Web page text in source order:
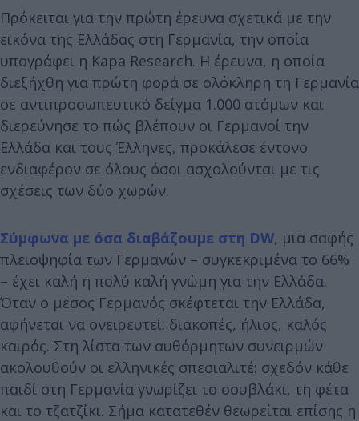
Πρόκειται για την πρώτη έρευνα σχετικά με την
εικόνα της Ελλάδας στη Γερμανία, την οποία
υπογράφει η Kapa Research. Η έρευνα, η οποία
διεξήχθη για πρώτη φορά σε ολόκληρη τη Γερμανία
σε αντιπροσωπευτικό δείγμα 1.000 ατόμων και
διερεύνησε το πώς βλέπουν οι Γερμανοί την
Ελλάδα και τους Έλληνες, προκάλεσε έντονο
ενδιαφέρον σε όλους όσοι ασχολούνται με τις
σχέσεις των δύο χωρών.
Σύμφωνα με όσα διαβάζουμε στη DW, μια σαφής
πλειοψηφία των Γερμανών – συγκεκριμένα το 66%
– έχει καλή ή πολύ καλή γνώμη για την Ελλάδα.
Όταν ο μέσος Γερμανός σκέφτεται την Ελλάδα,
αφήνεται να ονειρευτεί: διακοπές, ήλιος, καλός
καιρός. Στη λίστα των αυθόρμητων συνειρμών
ακολουθούν οι ελληνικές σπεσιαλιτέ: σχεδόν κάθε
παιδί στη Γερμανία γνωρίζει το σουβλάκι, τη φέτα
και το τζατζίκι. Σήμα κατατεθέν θεωρείται επίσης η